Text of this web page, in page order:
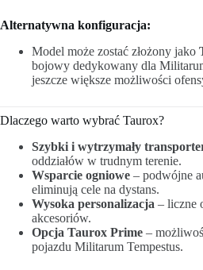
Alternatywna konfiguracja:
Model może zostać złożony jako
bojowy dedykowany dla
jeszcze większe możliwości
Dlaczego warto wybrać Taurox?
Szybki i wytrzymały
oddziałów w trudnym terenie.
Wsparcie ogniowe – podwójne
eliminują cele na dystans.
Wysoka personalizacja – liczne
akcesoriów.
Opcja Taurox Prime –
pojazdu Militarum Tempestus.